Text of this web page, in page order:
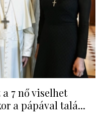
7 nő viselhet
a pápával talá...